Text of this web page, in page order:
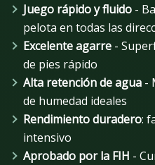
Juego rápido y fluido -
pelota en todas las
Excelente agarre -
de pies rápido
Alta retención de agua -
de humedad ideales
Rendimiento duradero:
intensivo
Aprobado por la FIH -